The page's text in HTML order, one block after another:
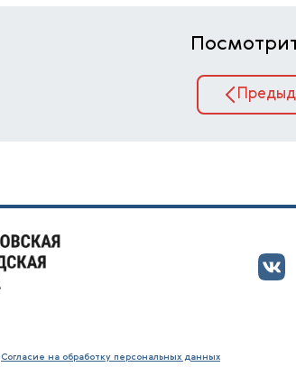
Согласие на обработку персональных данных